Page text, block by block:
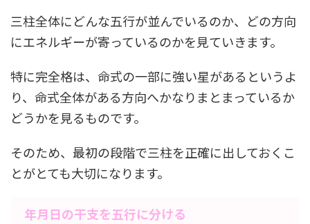
三柱全体にどんな五行が並んでいるのか、どの方向
にエネルギーが寄っているのかを見ていきます。
特に完全格は、命式の一部に強い星があるというよ
り、命式全体がある方向へかなりまとまっているか
どうかを見るものです。
そのため、最初の段階で三柱を正確に出しておくこ
とがとても大切になります。
年月日の干支を五行に分ける